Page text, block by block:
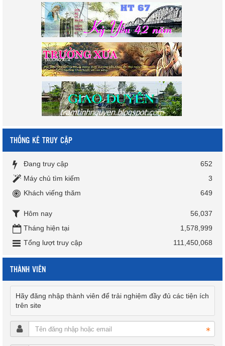
THỐNG KÊ TRUY CẬP
Đang truy cập
652
Máy chủ tìm kiếm
3
Khách viếng thăm
649
Hôm nay
56,037
Tháng hiện tại
1,578,999
Tổng lượt truy cập
111,450,068
THÀNH VIÊN
Hãy đăng nhập thành viên để trải nghiệm đầy đủ các tiện ích
trên site